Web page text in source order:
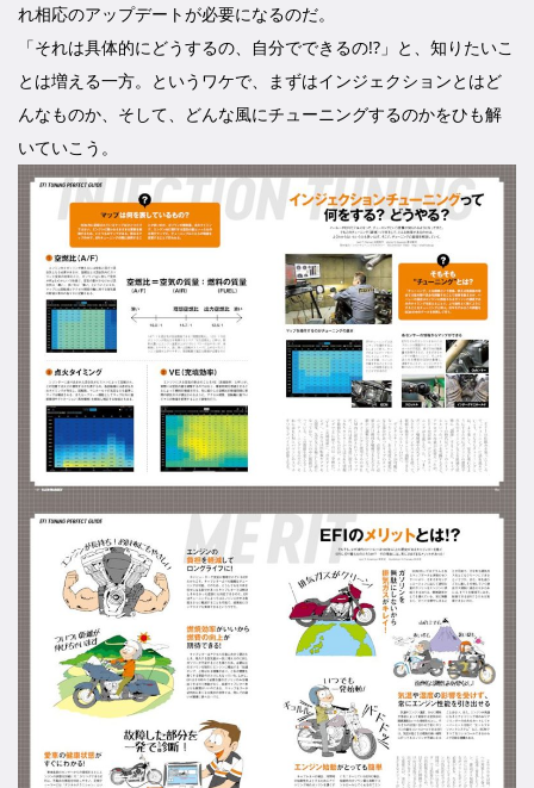
れ相応のアップデートが必要になるのだ。
「それは具体的にどうするの、自分でできるの!?」と、知りたいこ
とは増える一方。というワケで、まずはインジェクションとはど
んなものか、そして、どんな風にチューニングするのかをひも解
いていこう。